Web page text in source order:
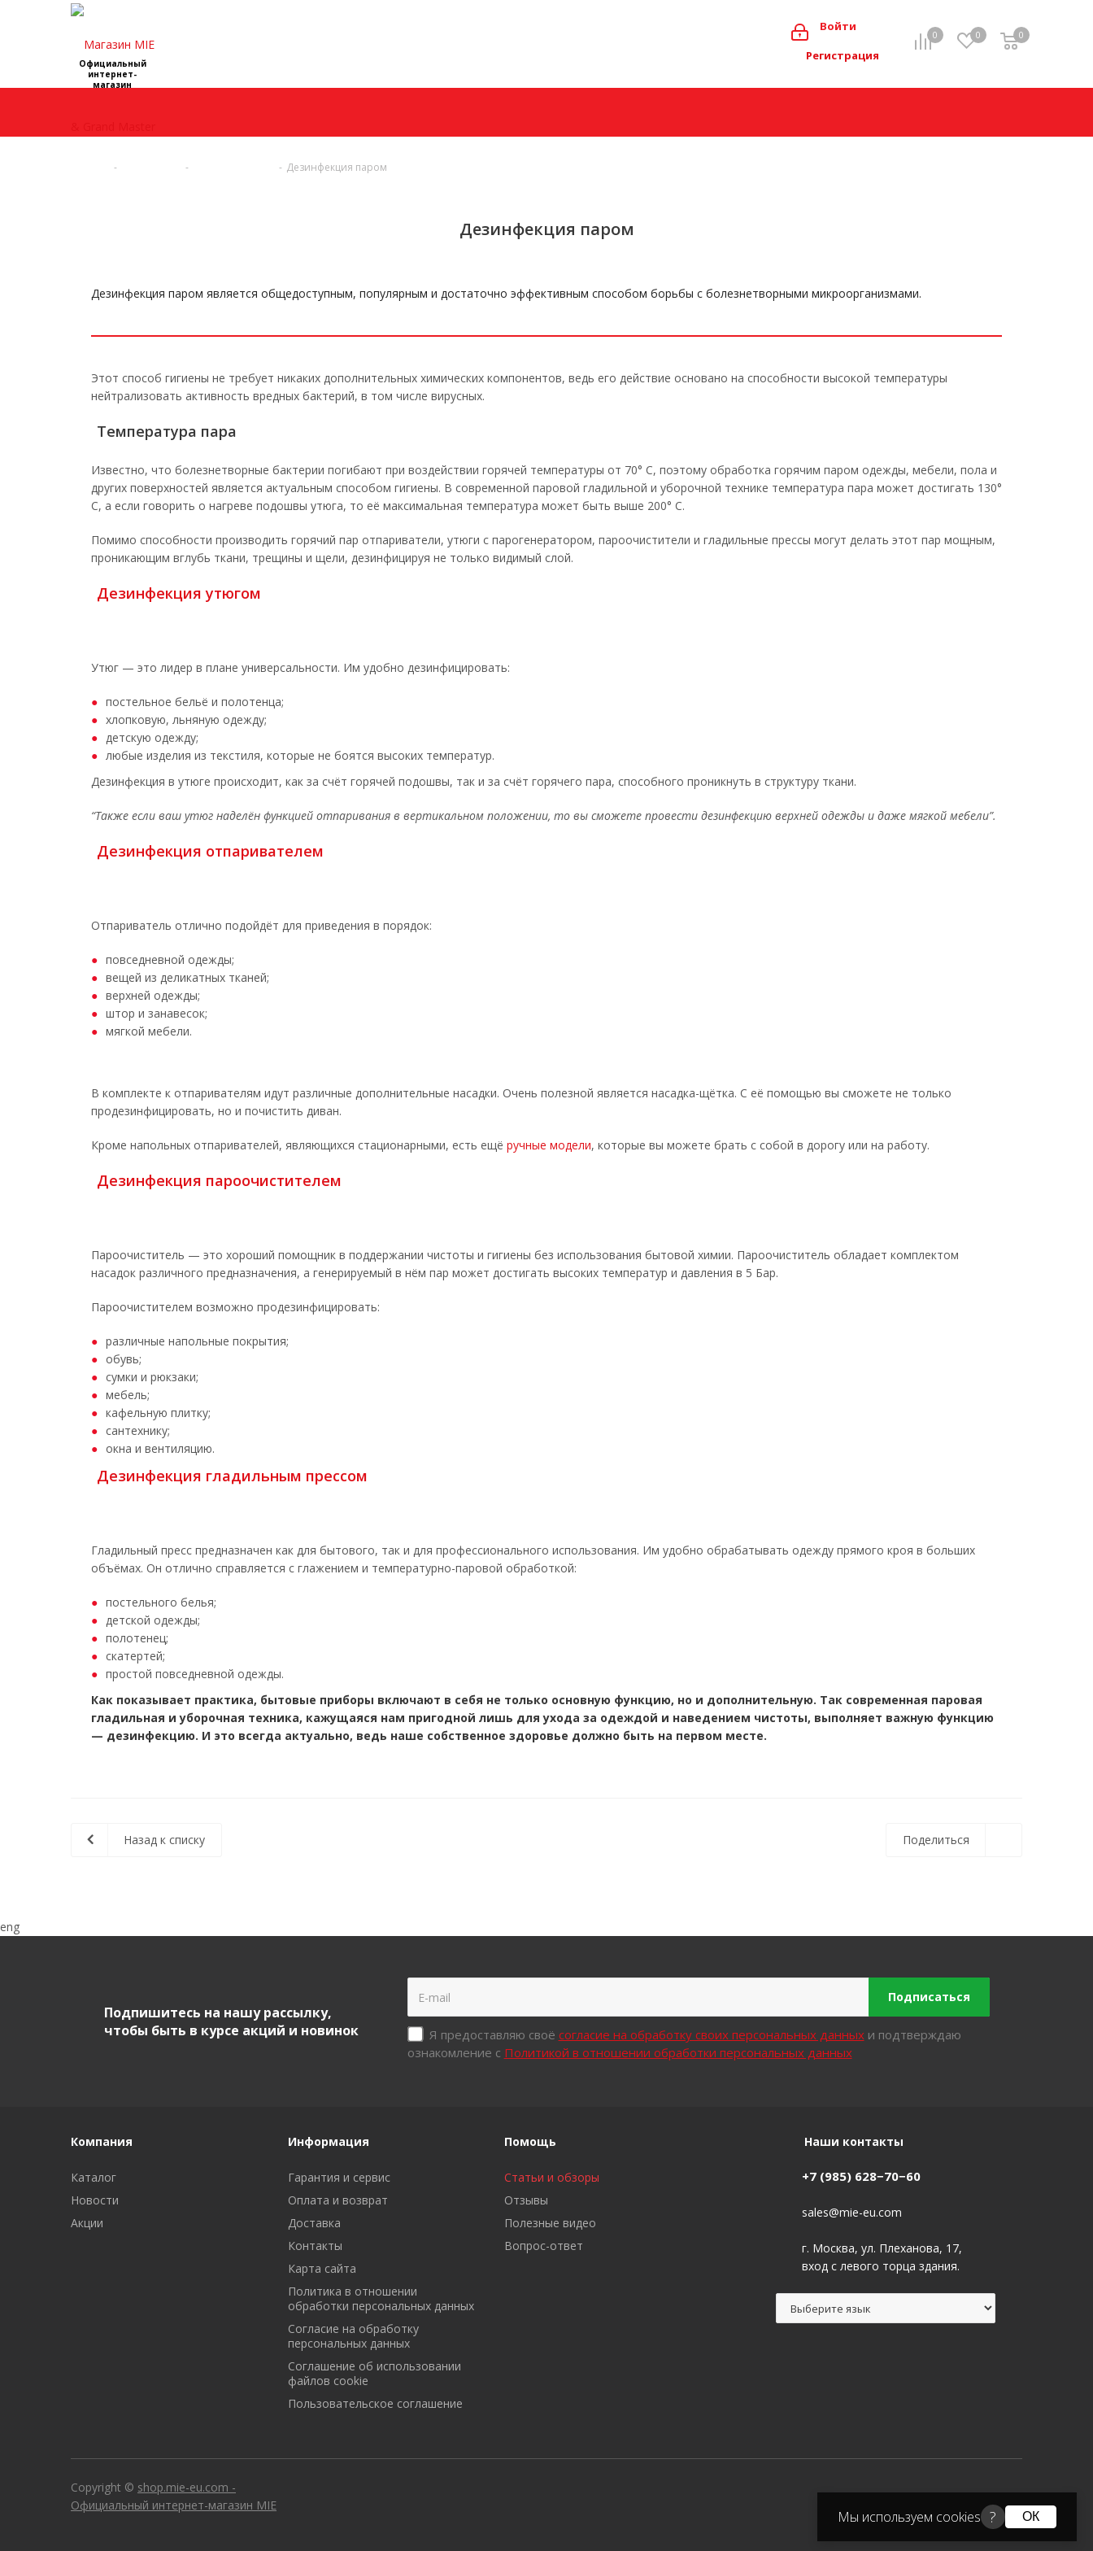
Официальный
интернет-
магазин
0 0 0
Войти
Регистрация
- - - Дезинфекция паром
Дезинфекция паром
Дезинфекция паром является общедоступным, популярным и достаточно эффективным способом борьбы с болезнетворными микроорганизмами.
Этот способ гигиены не требует никаких дополнительных химических компонентов, ведь его действие основано на способности высокой температуры
нейтрализовать активность вредных бактерий, в том числе вирусных.
Температура пара
Известно, что болезнетворные бактерии погибают при воздействии горячей температуры от 70° С, поэтому обработка горячим паром одежды, мебели, пола и
других поверхностей является актуальным способом гигиены. В современной паровой гладильной и уборочной технике температура пара может достигать 130°
С, а если говорить о нагреве подошвы утюга, то её максимальная температура может быть выше 200° С.
Помимо способности производить горячий пар отпариватели, утюги с парогенератором, пароочистители и гладильные прессы могут делать этот пар мощным,
проникающим вглубь ткани, трещины и щели, дезинфицируя не только видимый слой.
Дезинфекция утюгом
Утюг — это лидер в плане универсальности. Им удобно дезинфицировать:
постельное бельё и полотенца;
хлопковую, льняную одежду;
детскую одежду;
любые изделия из текстиля, которые не боятся высоких температур.
Дезинфекция в утюге происходит, как за счёт горячей подошвы, так и за счёт горячего пара, способного проникнуть в структуру ткани.
“Также если ваш утюг наделён функцией отпаривания в вертикальном положении, то вы сможете провести дезинфекцию верхней одежды и даже мягкой мебели”.
Дезинфекция отпаривателем
Отпариватель отлично подойдёт для приведения в порядок:
повседневной одежды;
вещей из деликатных тканей;
верхней одежды;
штор и занавесок;
мягкой мебели.
В комплекте к отпаривателям идут различные дополнительные насадки. Очень полезной является насадка-щётка. С её помощью вы сможете не только
продезинфицировать, но и почистить диван.
Кроме напольных отпаривателей, являющихся стационарными, есть ещё ручные модели, которые вы можете брать с собой в дорогу или на работу.
Дезинфекция пароочистителем
Пароочиститель — это хороший помощник в поддержании чистоты и гигиены без использования бытовой химии. Пароочиститель обладает комплектом
насадок различного предназначения, а генерируемый в нём пар может достигать высоких температур и давления в 5 Бар.
Пароочистителем возможно продезинфицировать:
различные напольные покрытия;
обувь;
сумки и рюкзаки;
мебель;
кафельную плитку;
сантехнику;
окна и вентиляцию.
Дезинфекция гладильным прессом
Гладильный пресс предназначен как для бытового, так и для профессионального использования. Им удобно обрабатывать одежду прямого кроя в больших
объёмах. Он отлично справляется с глажением и температурно-паровой обработкой:
постельного белья;
детской одежды;
полотенец;
скатертей;
простой повседневной одежды.
Как показывает практика, бытовые приборы включают в себя не только основную функцию, но и дополнительную. Так современная паровая
гладильная и уборочная техника, кажущаяся нам пригодной лишь для ухода за одеждой и наведением чистоты, выполняет важную функцию
— дезинфекцию. И это всегда актуально, ведь наше собственное здоровье должно быть на первом месте.
Поделиться
Назад к списку
eng
Подпишитесь на нашу рассылку,
чтобы быть в курсе акций и новинок
Я предоставляю своё согласие на обработку своих персональных данныхи подтверждаю
ознакомление с Политикой в отношении обработки персональных данных
Подписаться
Компания
Каталог
Новости
Акции
Информация
Гарантия и сервис
Оплата и возврат
Доставка
Контакты
Карта сайта
Политика в отношении
обработки персональных данных
Cогласие на обработку
персональных данных
Cоглашение об использовании
файлов cookie
Пользовательское соглашение
Помощь
Статьи и обзоры
Отзывы
Полезные видео
Вопрос-ответ
Наши контакты
+7 (985) 628−70−60
sales@mie-eu.com
г. Москва, ул. Плеханова, 17,
вход с левого торца здания.
Copyright © shop.mie-eu.com -
Официальный интернет-магазин MIE
Мы используем cookies ? ОК